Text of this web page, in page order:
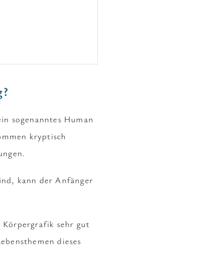
sogenanntes Human
kryptisch
kann der Anfänger
Körpergrafik sehr gut
dieses